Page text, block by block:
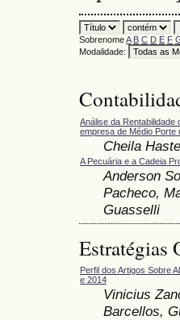
SobrenomeA B C D E F
Modalidade:
Análise da Rentabilidade
empresa de Médio Porte
Cheila
A Pecuária e a Cadeia
Anderson
Pacheco,
Guasselli
Estratégias
Perfil dos Artigos Sobre
e 2014
Vinicius
Barcellos,